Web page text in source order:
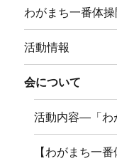
わがまち一番体
活動情報
会について
活動内容―「わ
【わがまち一